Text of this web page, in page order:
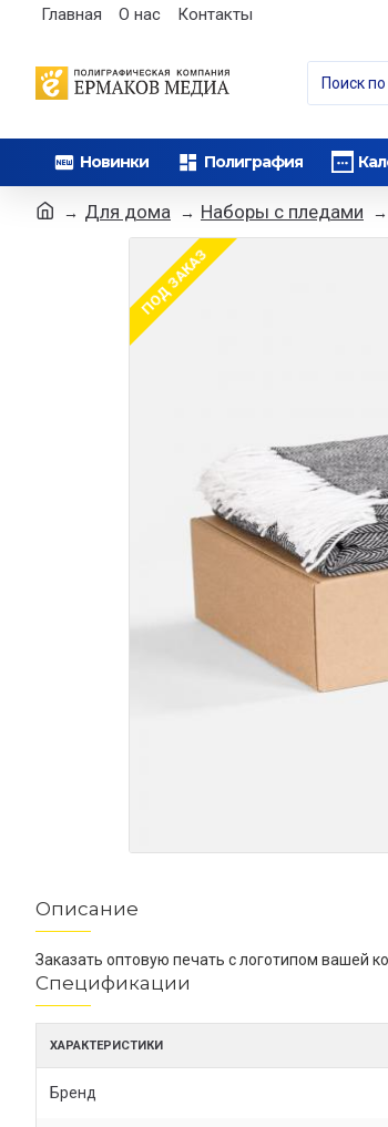
Главная О нас Контакты
Новинки Полиграфия
Для дома Наборы с пледами
ПОД ЗАКАЗ
Описание
Заказать оптовую печать с логотипом вашей
Спецификации
ХАРАКТЕРИСТИКИ
Бренд